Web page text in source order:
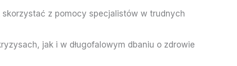
z pomocy specjalistów w trudnych
jak i w długofalowym dbaniu o zdrowie